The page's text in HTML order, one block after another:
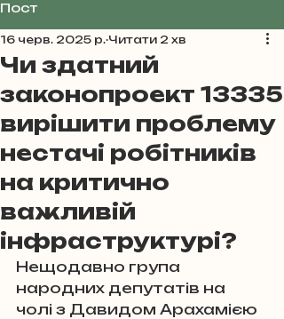
Пост
Чи здатний
законопроект 13335
вирішити проблему
нестачі робітників
на критично
важливій
інфраструктурі?
16 черв. 2025 р. Читати 2 хв
Нещодавно група
народних депутатів на
чолі з Давидом Арахамією